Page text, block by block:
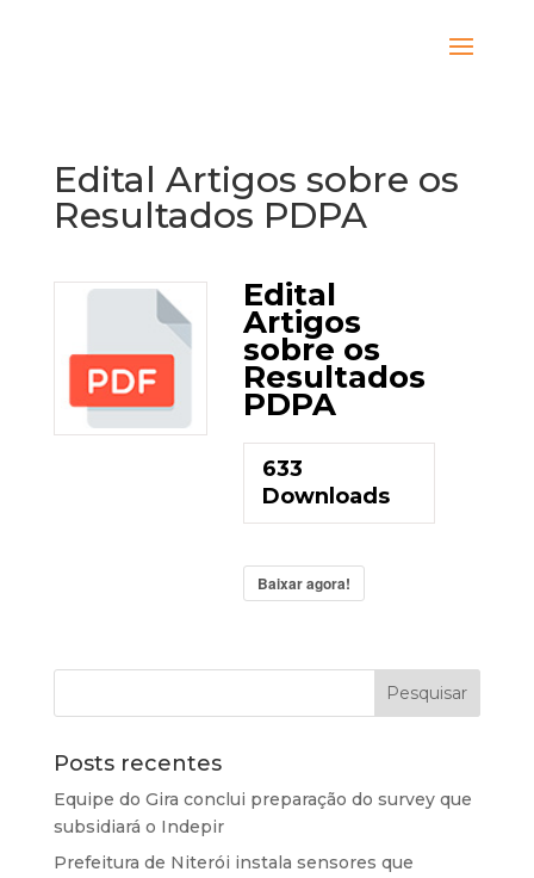
Edital Artigos sobre os
Resultados PDPA
Edital
Artigos
sobre os
Resultados
PDPA
633
Downloads
Baixar agora!
Posts recentes
Equipe do Gira conclui preparação do survey que
subsidiará o Indepir
Prefeitura de Niterói instala sensores que